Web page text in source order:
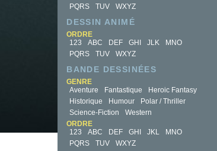
PQRS
TUV WXYZ
DESSIN ANIMÉ
ORDRE
123
ABC DEF GHI JLK
MNO
PQRS
TUV WXYZ
BANDE DESSINÉES
GENRE
Aventure
Fantastique
Heroic Fantasy
Historique
Humour
Polar / Thriller
Science-Fiction
Western
ORDRE
123
ABC DEF GHI JKL
MNO
PQRS
TUV WXYZ